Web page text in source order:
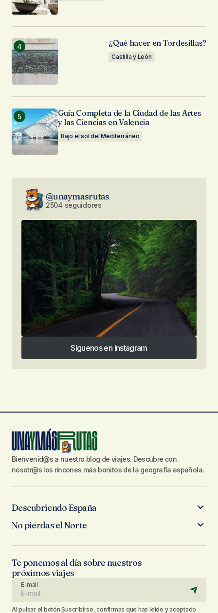
¿Qué hacer en Tordesillas?
Castilla y León
Guía Completa de la Ciudad de las Artes
y las Ciencias en Valencia
Bajo el sol del Mediterráneo
@unaymasrutas
2504 seguidores
Síguenos en Instagram
Síguenos en Instagram
Bienvenid@s a nuestro blog de viajes. Descubre con
nosotr@s los rincones más bonitos de la geografía española.
Descubriendo España
No pierdas el Norte
Te ponemos al día sobre nuestros
próximos viajes
E-mail
Al pulsar el botón Suscribirse, confirmas que has leído y aceptado